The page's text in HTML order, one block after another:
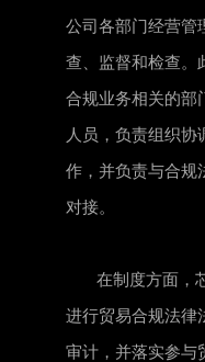
公司各部门经营管
查、监督和检查。
合规业务相关的部
人员，负责组织协
作，并负责与合规
对接。
在制度方面，
进行贸易合规法律
审计，并落实参与